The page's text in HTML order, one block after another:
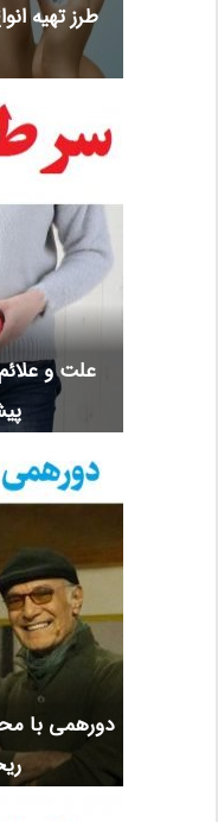
طرز تهیه
علت و
دورهمی با